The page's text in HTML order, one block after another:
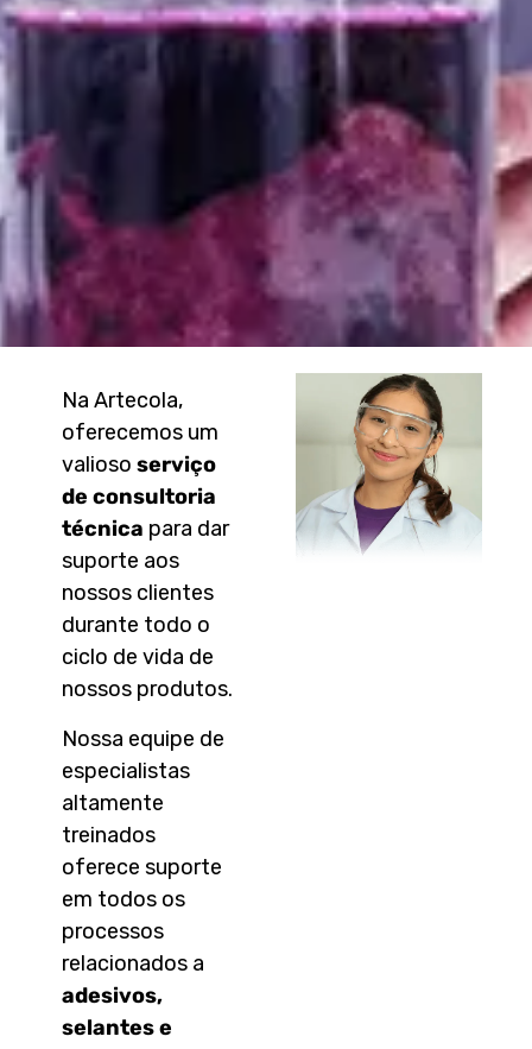
Na Artecola,
oferecemos um
valiososerviço
de consultoria
técnica para dar
suporte aos
nossos clientes
durante todo o
ciclo de vida de
nossos produtos.
Nossa equipe de
especialistas
altamente
treinados
oferece suporte
em todos os
processos
relacionados a
adesivos,
selantes e